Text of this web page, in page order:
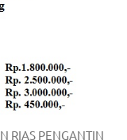
RIAS PENGANTIN